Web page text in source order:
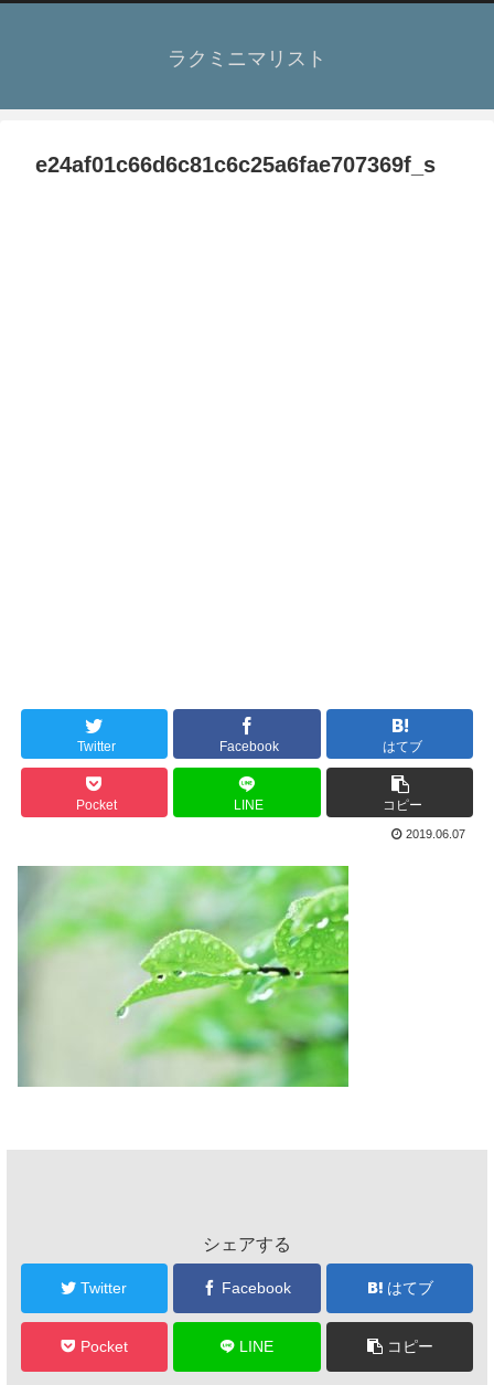
ラクミニマリスト
e24af01c66d6c81c6c25a6fae707369f_s
Twitter Facebook はてブ
Pocket LINE コピー
2019.06.07
シェアする
Twitter Facebook はてブ
Pocket LINE コピー